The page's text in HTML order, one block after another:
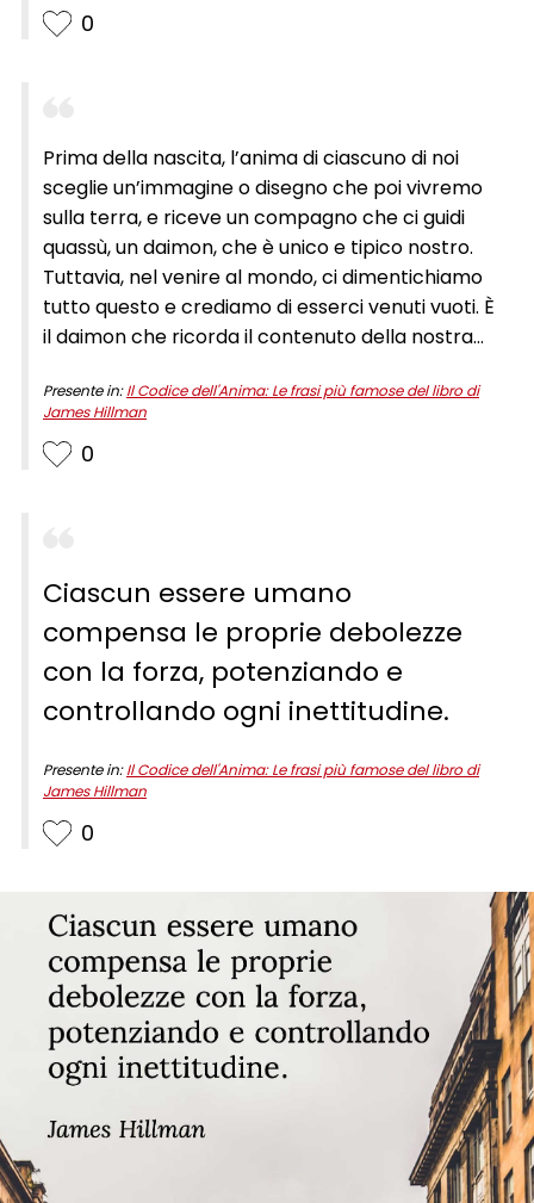
0
Prima della nascita, l’anima di ciascuno di noi
sceglie un’immagine o disegno che poi vivremo
sulla terra, e riceve un compagno che ci guidi
quassù, un daimon, che è unico e tipico nostro.
Tuttavia, nel venire al mondo, ci dimentichiamo
tutto questo e crediamo di esserci venuti vuoti. È
il daimon che ricorda il contenuto della nostra
lui dunque il portatore del nostro destino.
Presente in:Il Codice dell'Anima: Le frasi più famose del libro di
James Hillman
0
Ciascun essere umano
compensa le proprie debolezze
con la forza, potenziando e
controllando ogni inettitudine.
Presente in:Il Codice dell'Anima: Le frasi più famose del libro di
James Hillman
0